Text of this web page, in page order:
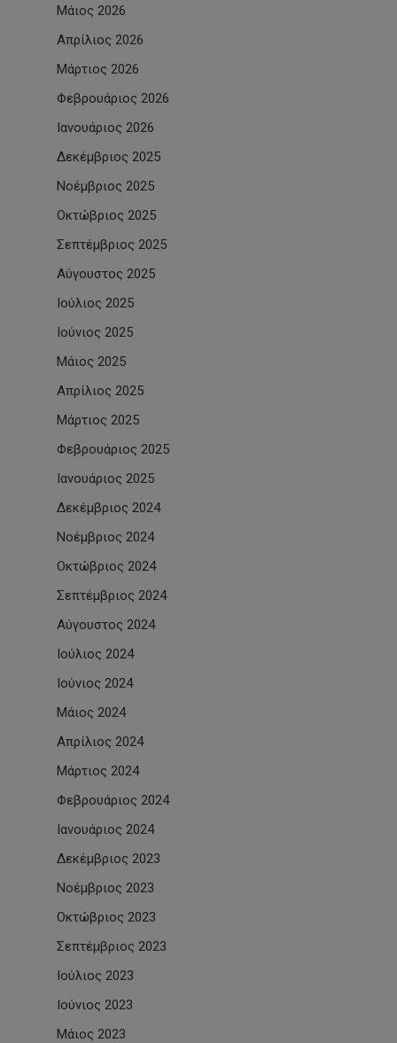
Μάιος 2026
Απρίλιος 2026
Μάρτιος 2026
Φεβρουάριος 2026
Ιανουάριος 2026
Δεκέμβριος 2025
Νοέμβριος 2025
Οκτώβριος 2025
Σεπτέμβριος 2025
Αύγουστος 2025
Ιούλιος 2025
Ιούνιος 2025
Μάιος 2025
Απρίλιος 2025
Μάρτιος 2025
Φεβρουάριος 2025
Ιανουάριος 2025
Δεκέμβριος 2024
Νοέμβριος 2024
Οκτώβριος 2024
Σεπτέμβριος 2024
Αύγουστος 2024
Ιούλιος 2024
Ιούνιος 2024
Μάιος 2024
Απρίλιος 2024
Μάρτιος 2024
Φεβρουάριος 2024
Ιανουάριος 2024
Δεκέμβριος 2023
Νοέμβριος 2023
Οκτώβριος 2023
Σεπτέμβριος 2023
Ιούλιος 2023
Ιούνιος 2023
Μάιος 2023